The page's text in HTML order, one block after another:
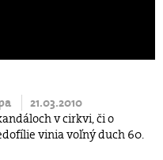
21.03.2010
v cirkvi, či o
vinia voľný duch 60.